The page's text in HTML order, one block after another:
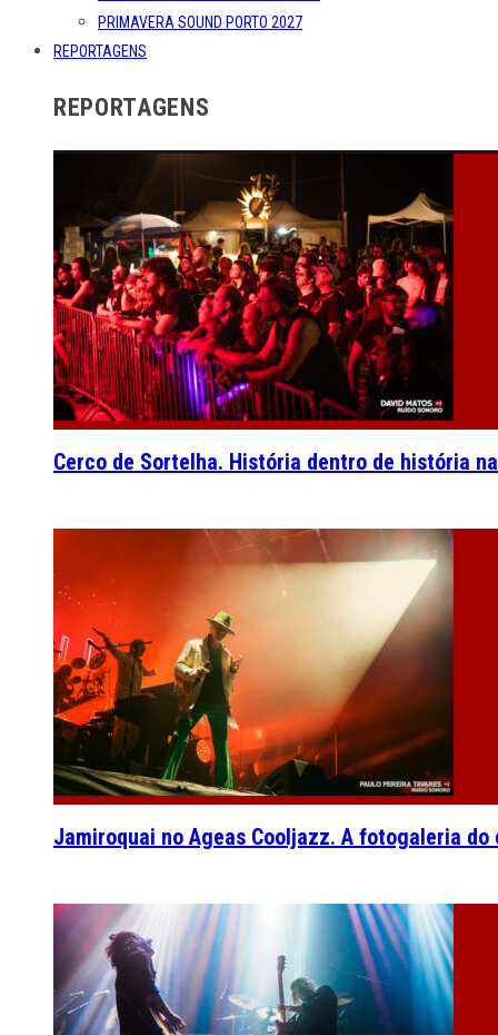
PRIMAVERA SOUND PORTO 2027
REPORTAGENS
REPORTAGENS
Cerco de Sortelha. História dentro de história
Jamiroquai no Ageas Cooljazz. A fotogaleria do